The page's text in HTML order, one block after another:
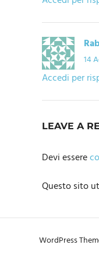
14
Accedi per
LEAVE A
Devi essere
Questo sito
WordPress